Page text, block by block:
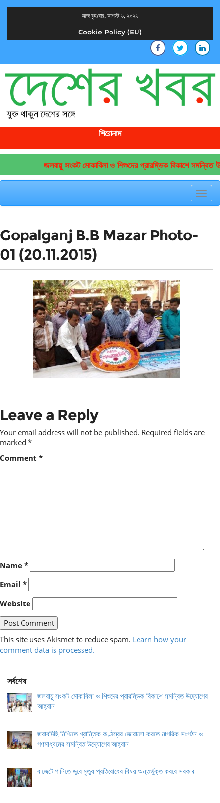
আজ বৃহঃবার, আগস্ট ৬, ২০২৬
Cookie Policy (EU)
শিরোনাম
জলবায়ু সংকট মোকাবিলা ও শিশুদের প্রারম্ভিক বিকাশে সমন্বিত
Gopalganj B.B Mazar Photo-
01 (20.11.2015)
Leave a Reply
Your email address will not be published. Required fields are
marked *
Comment *
Name *
Email *
Website
This site uses Akismet to reduce spam. Learn how your
comment data is processed.
সর্বশেষ
জলবায়ু সংকট মোকাবিলা ও শিশুদের প্রারম্ভিক বিকাশে সমন্বিত উদ্যোগের
আহ্বান
জবাবদিহি নিশ্চিতে প্রান্তিক কণ্ঠস্বর জোরালো করতে নাগরিক সংগঠন ও
গণমাধ্যমের সমন্বিত উদ্যোগের আহ্বান
বাজেটে পানিতে ডুবে মৃত্যু প্রতিরোধের বিষয় অন্তর্ভুক্ত করবে সরকার